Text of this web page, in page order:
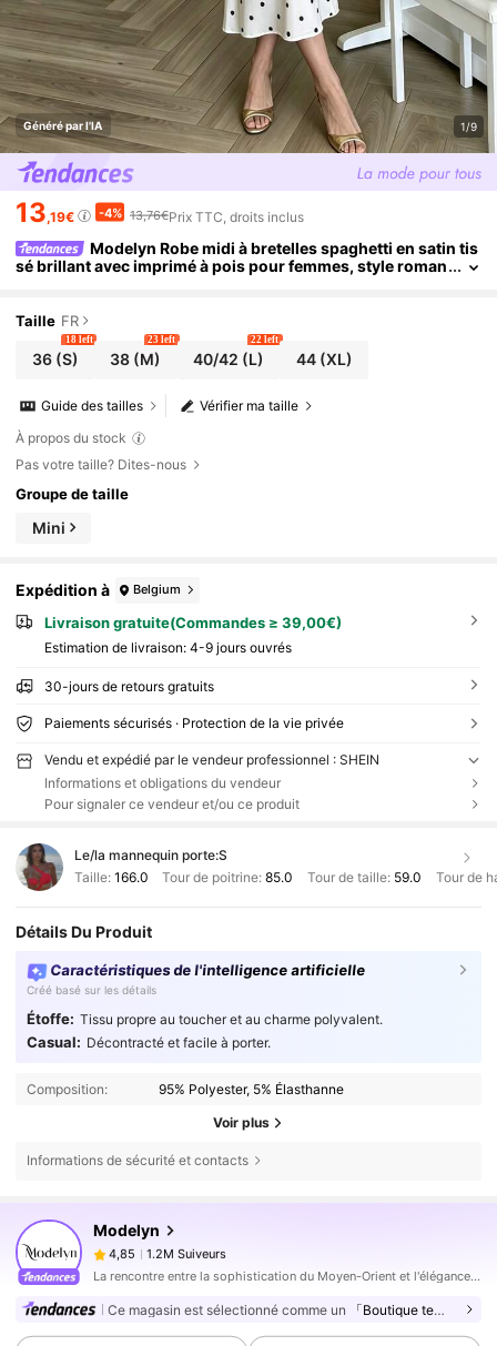
Généré par l'IA 1/9
13,19€ -4% 13,76€Prix TTC, droits inclus
Modelyn Robe midi à bretelles spaghetti en satin tis
sé brillant avec imprimé à pois pour femmes, style roman
Taille FR
36(S)
18 left
38 (M)
23 left
40/42 (L)
22 left
44(XL)
Vérifier ma taille
Guide des tailles
À propos du stock
Pas votre taille? Dites-nous
Groupe de taille
Mini
Expédition à Belgium
Livraison gratuite(Commandes ≥ 39,00€)
Estimation de livraison: 4-9 jours ouvrés
30-jours de retours gratuits
Paiements sécurisés · Protection de la vie privée
Vendu et expédié par le vendeur professionnel : SHEIN
Informations et obligations du vendeur
Pour signaler ce vendeur et/ou ce produit
Le/la mannequin porte:S
Taille: 166.0 Tour de poitrine:85.0 Tour de taille: 59.0 Tour de
Détails Du Produit
Caractéristiques de l'intelligence artificielle
Créé basé sur les détails
Étoffe: Tissu propre au toucher et au charme polyvalent.
Casual: Décontracté et facile à porter.
Composition: 95% Polyester, 5% Élasthanne
Voir plus
Informations de sécurité et contacts
Modelyn
4,85
1.2M Suiveurs
r***8 est en train de naviguer
4,85
1.2M Suiveurs
4,85 1.2M Suiveurs
La rencontre entre la sophistication du Moyen-Orient et l'élégance moderne
Ce magasin est sélectionné comme un 「Boutique tendance」